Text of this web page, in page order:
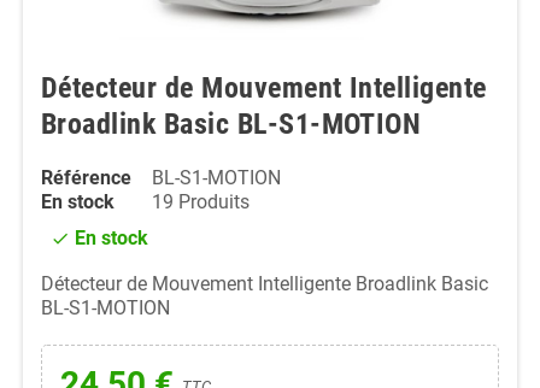
Détecteur de Mouvement Intelligente
Broadlink Basic BL-S1-MOTION
Référence
BL-S1-MOTION
En stock
19 Produits
check En stock
Détecteur de Mouvement Intelligente Broadlink Basic
BL-S1-MOTION